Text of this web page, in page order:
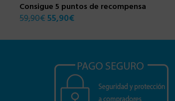
Consigue 5 puntos de recompensa
59,90€55,90€